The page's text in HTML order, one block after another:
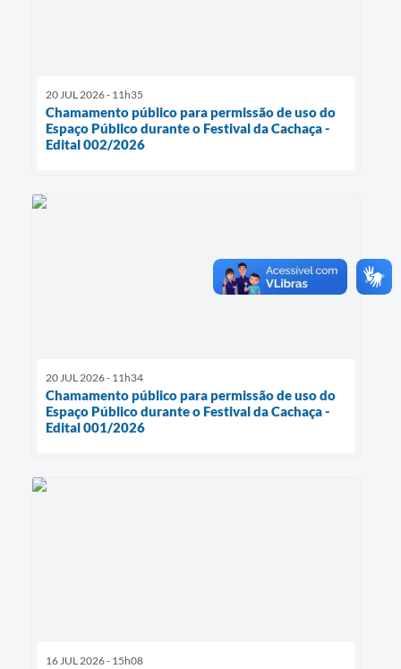
20 JUL 2026 - 11h35
Chamamento público para permissão de uso do
Espaço Público durante o Festival da Cachaça -
Edital 002/2026
20 JUL 2026 - 11h34
Chamamento público para permissão de uso do
Espaço Público durante o Festival da Cachaça -
Edital 001/2026
16 JUL 2026 - 15h08